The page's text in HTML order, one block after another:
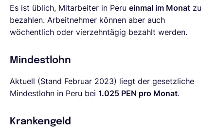
Es ist üblich, Mitarbeiter in Peru einmal im Monat zu
bezahlen. Arbeitnehmer können aber auch
wöchentlich oder vierzehntägig bezahlt werden.
Mindestlohn
Aktuell (Stand Februar 2023) liegt der gesetzliche
Mindestlohn in Peru bei 1.025 PEN pro Monat.
Krankengeld